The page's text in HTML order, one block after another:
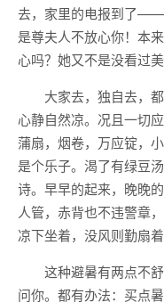
去，家里的电报到了——
是尊夫人不放心你！本
心吗？她又不是没看过美
大家去，独自去，
心静自然凉。况且一切
蒲扇，烟卷，万应锭，
是个乐子。渴了有绿豆
诗。早早的起来，晚晚
人管，赤背也不违警章
凉下坐着，没风则勤扇
这种避暑有两点不
问你。都有办法：买点